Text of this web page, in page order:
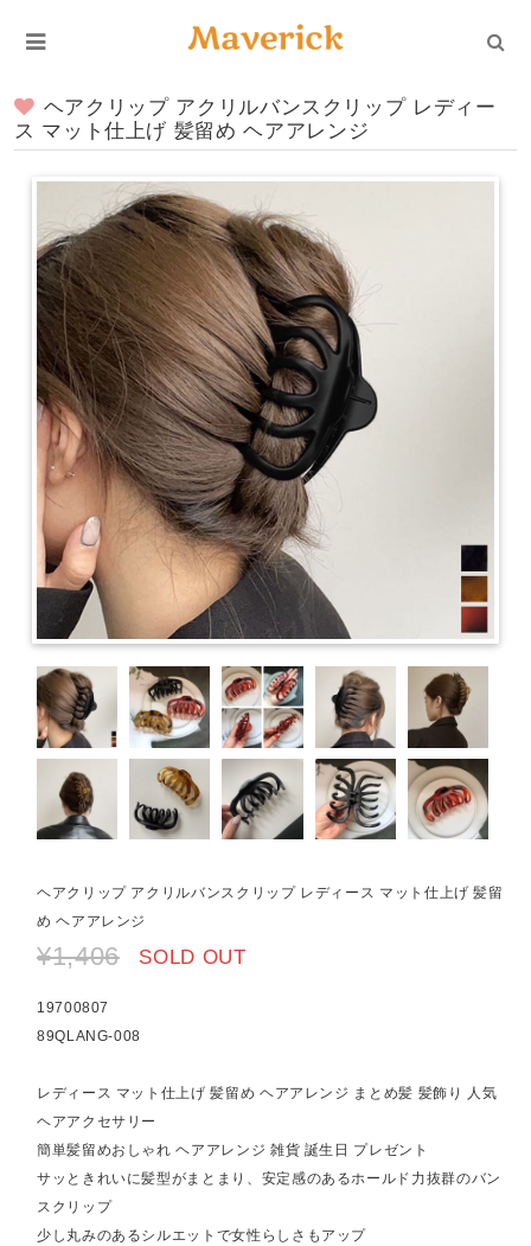
ヘアクリップ アクリルバンスクリップ レディー
ス マット仕上げ 髪留め ヘアアレンジ
ヘアクリップ アクリルバンスクリップ レディース マット仕上げ 髪留
め ヘアアレンジ
¥1,406 SOLD OUT
19700807
89QLANG-008
レディース マット仕上げ 髪留め ヘアアレンジ まとめ髪 髪飾り 人気
ヘアアクセサリー
簡単髪留めおしゃれ ヘアアレンジ 雑貨 誕生日 プレゼント
サッときれいに髪型がまとまり、安定感のあるホールド力抜群のバン
スクリップ
少し丸みのあるシルエットで女性らしさもアップ